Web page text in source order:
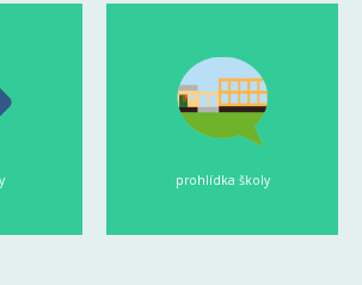
prohlídka školy